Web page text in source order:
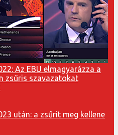
Az EBU elmagyarázza a
zsűris szavazatokat
után: a zsűrit meg kellene